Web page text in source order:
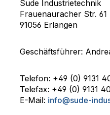
Sude Industrietechnik
Frauenauracher Str. 61
91056 Erlangen
Geschäftsführer:
Telefon: +49 (0) 9131
Telefax: +49 (0) 9131
E-Mail: info@sude-